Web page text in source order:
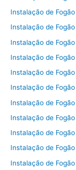
Instalação de
Instalação de
Instalação de
Instalação de
Instalação de
Instalação de
Instalação de
Instalação de
Instalação de
Instalação de
Instalação de